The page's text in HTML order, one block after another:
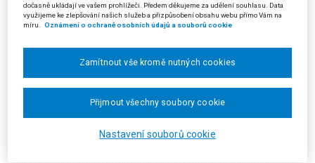
výrobu cukru v cukrovaru V. činí 300 tun cukru denně. Za této situace
fond dospěl k závěru, že žalobce požádal o stanovení kvóty ve výši
prokazatelně nemůže vyrobit, a proto jeho žádost zamítl.
dne 22.5.2003.
stěžovatel nesplňoval podmínku danou ustanovením § 12 odst. 2 písm.
dočasně ukládají ve vašem prohlížeči. Předem děkujeme za udělení souhlasu. Data
využijeme ke zlepšování našich služeb a přizpůsobení obsahu webu přímo Vám na
míru.
Oznámení o ochraně osobních údajů a souborů cookie
Nastavení souborů cookie
Zamítnout vše kromě nutných cookies
Přijmout všechny soubory cookie